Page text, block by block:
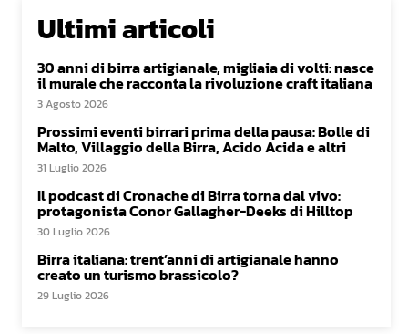
Ultimi articoli
30 anni di birra artigianale, migliaia di volti: nasce
il murale che racconta la rivoluzione craft italiana
3 Agosto 2026
Prossimi eventi birrari prima della pausa: Bolle di
Malto, Villaggio della Birra, Acido Acida e altri
31 Luglio 2026
Il podcast di Cronache di Birra torna dal vivo:
protagonista Conor Gallagher-Deeks di Hilltop
30 Luglio 2026
Birra italiana: trent’anni di artigianale hanno
creato un turismo brassicolo?
29 Luglio 2026